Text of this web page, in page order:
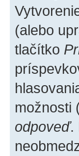
(alebo
tlačítko
možnosti
odpoveď.